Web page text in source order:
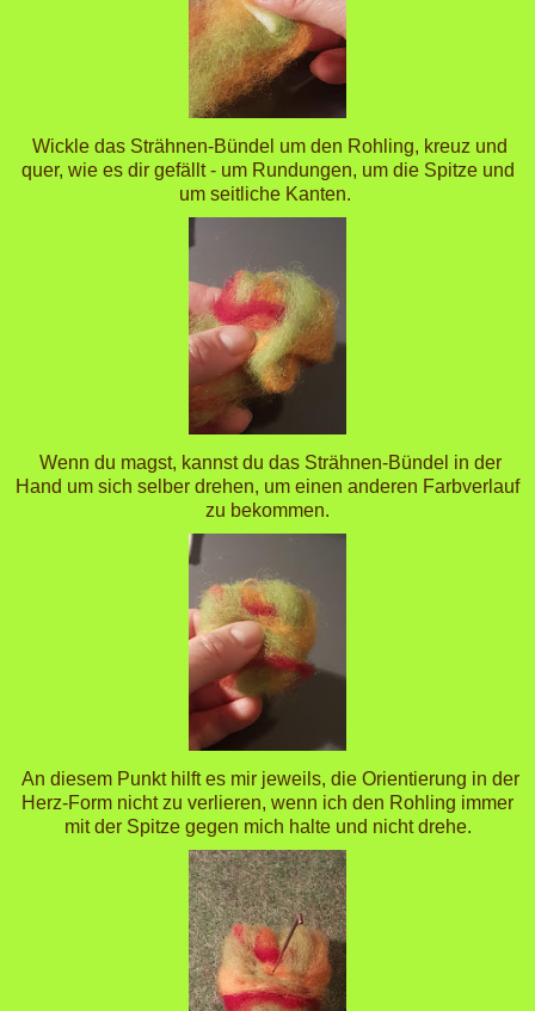
Wickle das Strähnen-Bündel um den Rohling, kreuz und
quer, wie es dir gefällt - um Rundungen, um die Spitze und
um seitliche Kanten.
Wenn du magst, kannst du das Strähnen-Bündel in der
Hand um sich selber drehen, um einen anderen Farbverlauf
zu bekommen.
An diesem Punkt hilft es mir jeweils, die Orientierung in der
Herz-Form nicht zu verlieren, wenn ich den Rohling immer
mit der Spitze gegen mich halte und nicht drehe.